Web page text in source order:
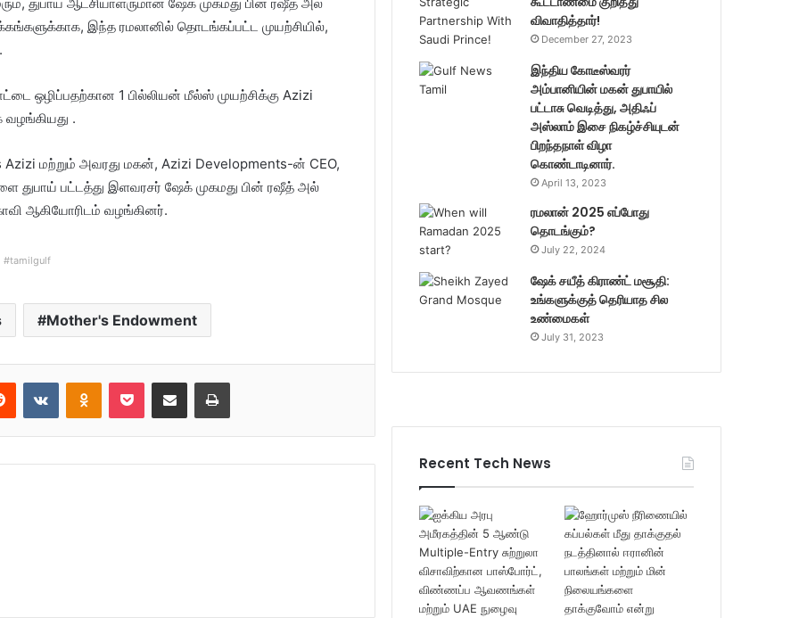
இந்த ரமலானில் தொடங்கப்பட்ட முயற்சியில்,
ஒழிப்பதற்கான 1 பில்லியன் மீல்ஸ் முயற்சிக்கு Azizi
.
Azizi மற்றும் அவரது மகன், Azizi Developments-ன் CEO,
பட்டத்து இளவரசர் ஷேக் முகமது பின் ரஷீத் அல்
ஆகியோரிடம் வழங்கினர்.
#tamilgulf
Mother's Endowment
விவாதித்தார்!
December 27, 2023
இந்திய கோடீஸ்வரர்
அம்பானியின் மகன் துபாயில்
பட்டாசு வெடித்து, அதிஃப்
அஸ்லாம் இசை நிகழ்ச்சியுடன்
பிறந்தநாள் விழா
கொண்டாடினார்.
April 13, 2023
ரமலான் 2025 எப்போது
தொடங்கும்?
July 22, 2024
ஷேக் சயீத் கிராண்ட் மசூதி:
உங்களுக்குத் தெரியாத சில
உண்மைகள்
July 31, 2023
Recent Tech News